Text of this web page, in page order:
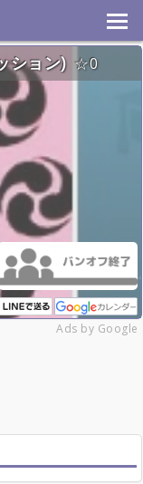
ション)
0
Ads by Google